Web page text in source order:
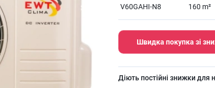
V60GAHI-N8 160 m²
Швидка покупка зі
Діють постійні знижки для